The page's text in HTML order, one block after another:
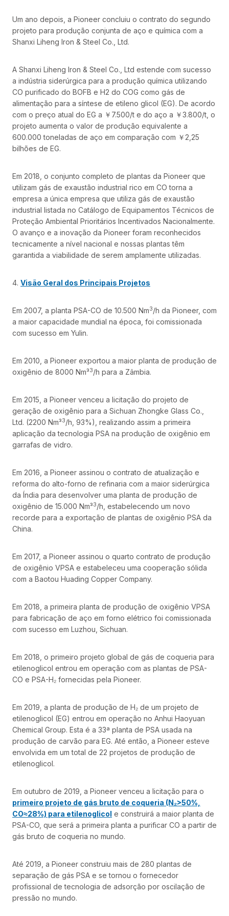
Um ano depois, a Pioneer concluiu o contrato do segundo
projeto para produção conjunta de aço e química com a
Shanxi Liheng Iron & Steel Co., Ltd.
A Shanxi Liheng Iron & Steel Co., Ltd estende com sucesso
a indústria siderúrgica para a produção química utilizando
CO purificado do BOFB e H2 do COG como gás de
alimentação para a síntese de etileno glicol (EG). De acordo
com o preço atual do EG a ￥7.500/t e do aço a ￥3.800/t, o
projeto aumenta o valor de produção equivalente a
600.000 toneladas de aço em comparação com ￥2,25
bilhões de EG.
Em 2018, o conjunto completo de plantas da Pioneer que
utilizam gás de exaustão industrial rico em CO torna a
empresa a única empresa que utiliza gás de exaustão
industrial listada no Catálogo de Equipamentos Técnicos de
Proteção Ambiental Prioritários Incentivados Nacionalmente.
O avanço e a inovação da Pioneer foram reconhecidos
tecnicamente a nível nacional e nossas plantas têm
garantida a viabilidade de serem amplamente utilizadas.
4. Visão Geral dos Principais Projetos
Em 2007, a planta PSA-CO de 10.500 Nm3/h da Pioneer, com
a maior capacidade mundial na época, foi comissionada
com sucesso em Yulin.
Em 2010, a Pioneer exportou a maior planta de produção de
oxigênio de 8000 Nm³3/h para a Zâmbia.
Em 2015, a Pioneer venceu a licitação do projeto de
geração de oxigênio para a Sichuan Zhongke Glass Co.,
Ltd. (2200 Nm³3/h, 93%), realizando assim a primeira
aplicação da tecnologia PSA na produção de oxigênio em
garrafas de vidro.
Em 2016, a Pioneer assinou o contrato de atualização e
reforma do alto-forno de refinaria com a maior siderúrgica
da Índia para desenvolver uma planta de produção de
oxigênio de 15.000 Nm³3/h, estabelecendo um novo
recorde para a exportação de plantas de oxigênio PSA da
China.
Em 2017, a Pioneer assinou o quarto contrato de produção
de oxigênio VPSA e estabeleceu uma cooperação sólida
com a Baotou Huading Copper Company.
Em 2018, a primeira planta de produção de oxigênio VPSA
para fabricação de aço em forno elétrico foi comissionada
com sucesso em Luzhou, Sichuan.
Em 2018, o primeiro projeto global de gás de coqueria para
etilenoglicol entrou em operação com as plantas de PSA-
CO e PSA-H₂ fornecidas pela Pioneer.
Em 2019, a planta de produção de H₂ de um projeto de
etilenoglicol (EG) entrou em operação no Anhui Haoyuan
Chemical Group. Esta é a 33ª planta de PSA usada na
produção de carvão para EG. Até então, a Pioneer esteve
envolvida em um total de 22 projetos de produção de
etilenoglicol.
Em outubro de 2019, a Pioneer venceu a licitação para o
primeiro projeto de gás bruto de coqueria (N₂>50%,
CO≈28%) para etilenoglicol e construirá a maior planta de
PSA-CO, que será a primeira planta a purificar CO a partir de
gás bruto de coqueria no mundo.
Até 2019, a Pioneer construiu mais de 280 plantas de
separação de gás PSA e se tornou o fornecedor
profissional de tecnologia de adsorção por oscilação de
pressão no mundo.